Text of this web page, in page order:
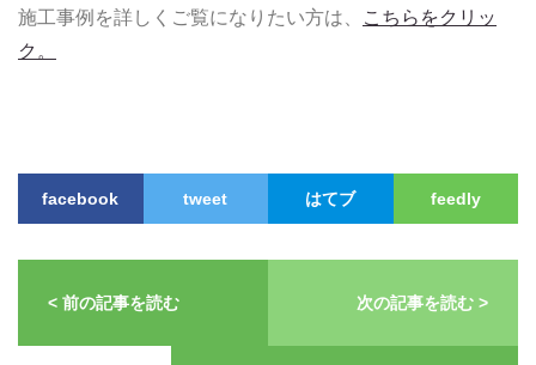
施工事例を詳しくご覧になりたい方は、
こちらをクリッ
ク。
facebook tweet はてブ feedly
< 前の記事を読む 次の記事を読む >